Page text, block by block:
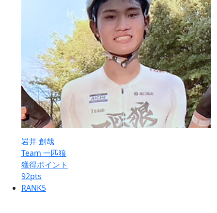
岩井 創哉
Team 一匹狼
獲得ポイント
92pts
RANK5